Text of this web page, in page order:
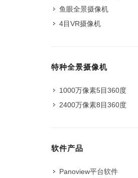
鱼眼全景摄像机
4目VR摄像机
特种全景摄像机
1000万像素5目360度
2400万像素8目360度
软件产品
Panoview平台软件